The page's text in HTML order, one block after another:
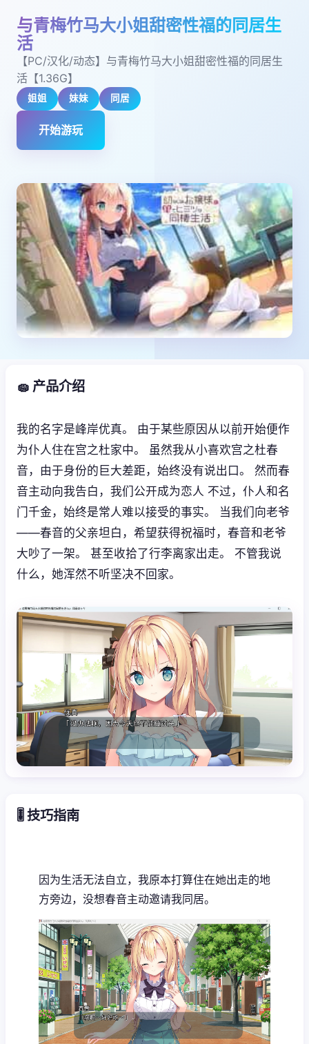
与青梅竹马大小姐甜密性福的同居生
活
【PC/汉化/动态】与青梅竹马大小姐甜密性福的同居生
活【1.36G】
姐姐 妹妹 同居
开始游玩
🧽 产品介绍
我的名字是峰岸优真。 由于某些原因从以前开始便作
为仆人住在宫之杜家中。 虽然我从小喜欢宫之杜春
音，由于身份的巨大差距，始终没有说出口。 然而春
音主动向我告白，我们公开成为恋人 不过，仆人和名
门千金，始终是常人难以接受的事实。 当我们向老爷
——春音的父亲坦白，希望获得祝福时，春音和老爷
大吵了一架。 甚至收拾了行李离家出走。 不管我说
什么，她浑然不听坚决不回家。
🎚️ 技巧指南
因为生活无法自立，我原本打算住在她出走的地
方旁边，没想春音主动邀请我同居。